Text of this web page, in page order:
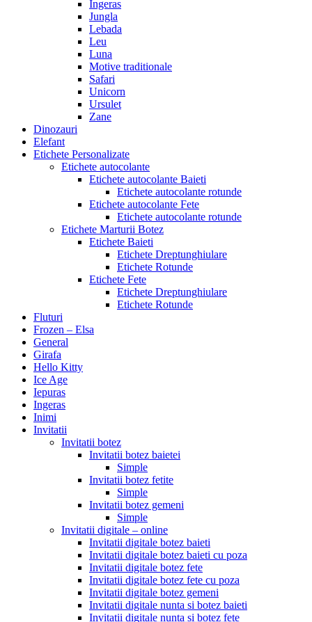
Ingeras
Jungla
Lebada
Leu
Luna
Motive traditionale
Safari
Unicorn
Ursulet
Zane
Dinozauri
Elefant
Etichete Personalizate
Etichete autocolante
Etichete autocolante Baieti
Etichete autocolante rotunde
Etichete autocolante Fete
Etichete autocolante rotunde
Etichete Marturii Botez
Etichete Baieti
Etichete Dreptunghiulare
Etichete Rotunde
Etichete Fete
Etichete Dreptunghiulare
Etichete Rotunde
Fluturi
Frozen – Elsa
General
Girafa
Hello Kitty
Ice Age
Iepuras
Ingeras
Inimi
Invitatii
Invitatii botez
Invitatii botez baietei
Simple
Invitatii botez fetite
Simple
Invitatii botez gemeni
Simple
Invitatii digitale – online
Invitatii digitale botez baieti
Invitatii digitale botez baieti cu poza
Invitatii digitale botez fete
Invitatii digitale botez fete cu poza
Invitatii digitale botez gemeni
Invitatii digitale nunta si botez baieti
Invitatii digitale nunta si botez fete